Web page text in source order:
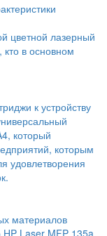
цветной лазерный
в основном
к устройству
который
которым
удовлетворения
материалов
Laser MFP 135a